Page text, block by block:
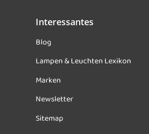
Interessantes
Blog
Lampen & Leuchten Lexikon
Marken
Newsletter
Sitemap